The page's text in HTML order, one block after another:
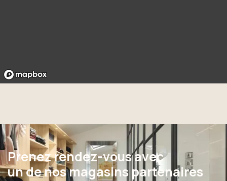
Prenez rendez-vous avec
un de nos magasins partenaires